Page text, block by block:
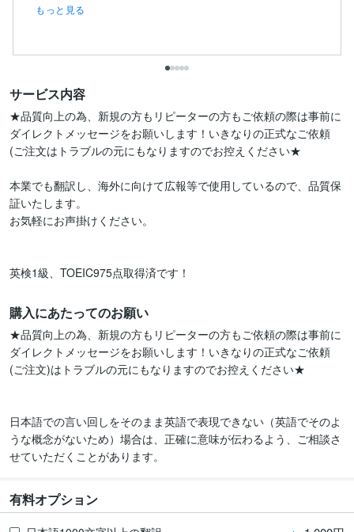
もっと見る
サービス内容
★品質向上の為、新規の方もリピーターの方もご依頼の際は事前に
ダイレクトメッセージをお願いします！いきなりの正式なご依頼
(ご注文はトラブルの元にもなりますのでお控えください★
本業でも翻訳し、海外に向けて広報等で使用しているので、品質保
証いたします。
お気軽にお声掛けください。
英検1級、TOEIC975点取得済です！
購入にあたってのお願い
★品質向上の為、新規の方もリピーターの方もご依頼の際は事前に
ダイレクトメッセージをお願いします！いきなりの正式なご依頼
(ご注文)はトラブルの元にもなりますのでお控えください★
日本語での言い回しをそのまま英語で表現できない（英語でそのよ
うな概念がないため）場合は、正確に意味が伝わるよう、ご相談さ
せていただくことがあります。
有料オプション